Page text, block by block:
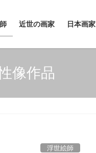
近世の画家 日本画家
像作品
浮世絵師